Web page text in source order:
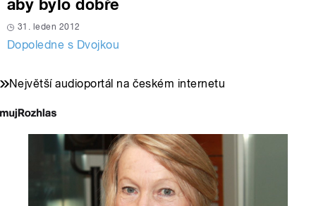
aby bylo dobře
31. leden 2012
Dopoledne s Dvojkou
Největší audioportál na českém internetu